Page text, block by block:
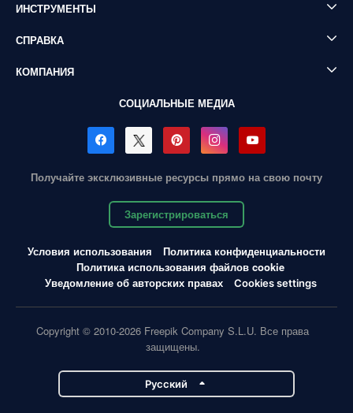
ИНСТРУМЕНТЫ
СПРАВКА
КОМПАНИЯ
СОЦИАЛЬНЫЕ МЕДИА
Получайте эксклюзивные ресурсы прямо на свою почту
Зарегистрироваться
Условия использования
Политика конфиденциальности
Политика использования файлов cookie
Уведомление об авторских правах
Cookies settings
Copyright © 2010-2026 Freepik Company S.L.U. Все права
защищены.
Pусский